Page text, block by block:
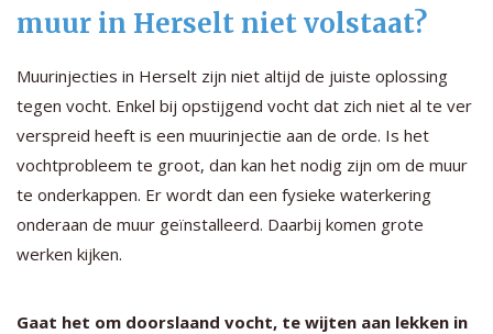
muur in Herselt niet volstaat?
Muurinjecties in Herselt zijn niet altijd de juiste oplossing
tegen vocht. Enkel bij opstijgend vocht dat zich niet al te ver
verspreid heeft is een muurinjectie aan de orde. Is het
vochtprobleem te groot, dan kan het nodig zijn om de muur
te onderkappen. Er wordt dan een fysieke waterkering
onderaan de muur geïnstalleerd. Daarbij komen grote
werken kijken.
Gaat het om doorslaand vocht, te wijten aan lekken in